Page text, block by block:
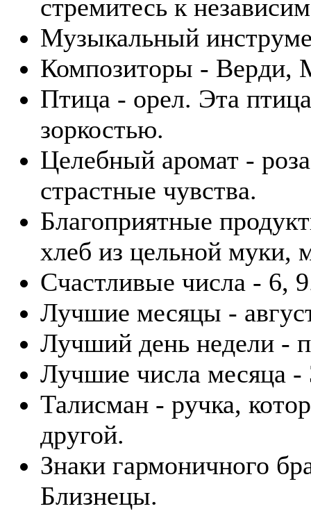
стремитесь к
Музыкальный
Композиторы - Верди,
Птица - орел. Эта
зоркостью.
Целебный аромат -
страстные чувства.
Благоприятные
хлеб из цельной муки,
Счастливые числа - 6,
Лучшие месяцы -
Лучший день недели -
Лучшие числа месяца -
Талисман - ручка,
другой.
Знаки гармоничного
Близнецы.